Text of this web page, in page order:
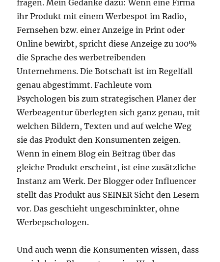
fragen. Mein Gedanke dazu: Wenn eine Firma
ihr Produkt mit einem Werbespot im Radio,
Fernsehen bzw. einer Anzeige in Print oder
Online bewirbt, spricht diese Anzeige zu 100%
die Sprache des werbetreibenden
Unternehmens. Die Botschaft ist im Regelfall
genau abgestimmt. Fachleute vom
Psychologen bis zum strategischen Planer der
Werbeagentur überlegten sich ganz genau, mit
welchen Bildern, Texten und auf welche Weg
sie das Produkt den Konsumenten zeigen.
Wenn in einem Blog ein Beitrag über das
gleiche Produkt erscheint, ist eine zusätzliche
Instanz am Werk. Der Blogger oder Influencer
stellt das Produkt aus SEINER Sicht den Lesern
vor. Das geschieht ungeschminkter, ohne
Werbepschologen.
Und auch wenn die Konsumenten wissen, dass